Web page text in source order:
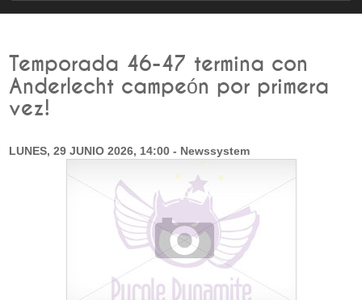
Temporada 46-47 termina con
Anderlecht campeón por primera
vez!
LUNES, 29 JUNIO 2026, 14:00 - Newssystem